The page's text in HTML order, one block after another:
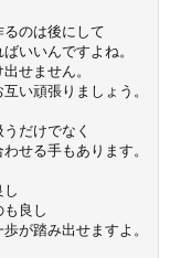
のは後にして
いいんですよね。
せません。
い頑張りましょう。
だけでなく
せる手もあります。
良し
が踏み出せますよ。